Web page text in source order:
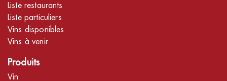
Liste restaurants
Liste particuliers
Vins disponibles
Vins à venir
Produits
Vin